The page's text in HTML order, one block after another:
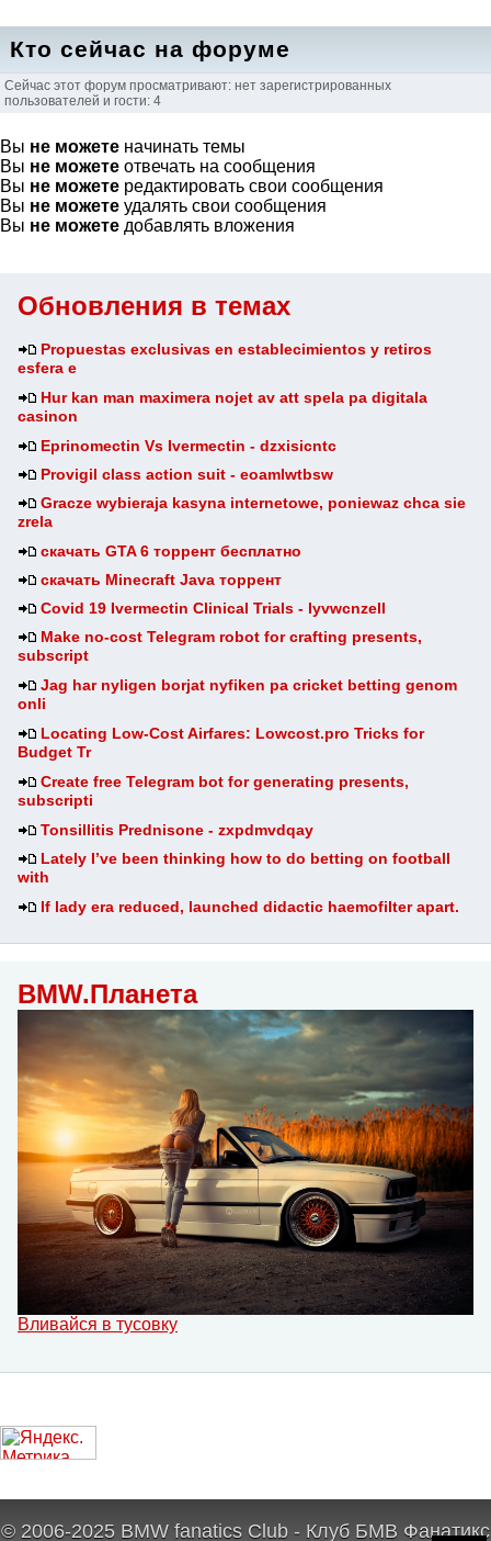
Обновления в темах
Propuestas exclusivas en establecimientos y retiros
esfera e
Hur kan man maximera nojet av att spela pa digitala
casinon
Eprinomectin Vs Ivermectin - dzxisicntc
Provigil class action suit - eoamlwtbsw
Gracze wybieraja kasyna internetowe, poniewaz chca sie
zrela
скачать GTA 6 торрент бесплатно
скачать Minecraft Java торрент
Covid 19 Ivermectin Clinical Trials - lyvwcnzell
Make no-cost Telegram robot for crafting presents,
subscript
Jag har nyligen borjat nyfiken pa cricket betting genom
onli
Locating Low-Cost Airfares: Lowcost.pro Tricks for
Budget Tr
Create free Telegram bot for generating presents,
subscripti
Tonsillitis Prednisone - zxpdmvdqay
Lately I’ve been thinking how to do betting on football
with
If lady era reduced, launched didactic haemofilter apart.
BMW.Планета
Вливайся в тусовку
Кто сейчас на форуме
Сейчас этот форум просматривают: нет зарегистрированных
пользователей и гости: 4
Вы не можете начинать темы
Вы не можете отвечать на сообщения
Вы не можете редактировать свои сообщения
Вы не можете удалять свои сообщения
Вы не можете добавлять вложения
© 2006-2025 BMW fanatics Club - Клуб БМВ Фанатикс